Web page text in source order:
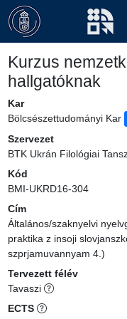
Kurzus
hallgatóknak
Kar
Bölcsészettudományi Kar
Szervezet
BTK Ukrán Filológiai
Kód
BMI-UKRD16-304
Cím
Általános/szaknyelvi
praktika z insoji
szprjamuvannyam 4.)
Tervezett félév
Tavaszi
ECTS